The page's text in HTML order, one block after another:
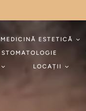
MEDICINĂ ESTETICĂ
STOMATOLOGIE
LOCAȚII